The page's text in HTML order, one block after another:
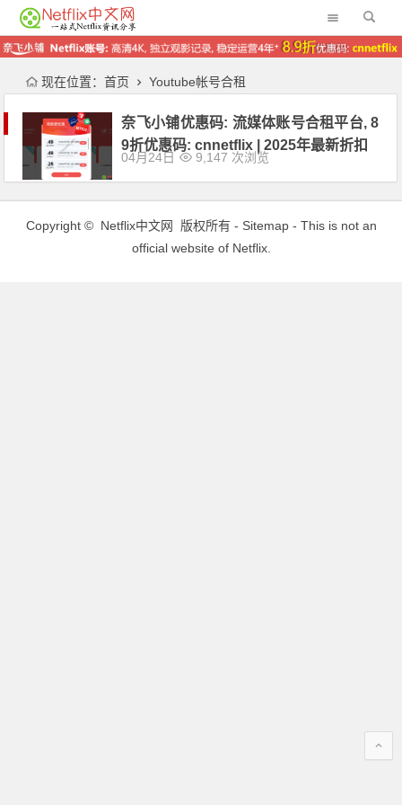
现在位置： 首页 Youtube帐号合租
奈飞小铺优惠码: 流媒体账号合租平台, 8
9折优惠码: cnnetflix | 2025年最新折扣
04月24日 9,147 次浏览
Copyright © Netflix中文网 版权所有 - Sitemap- This is not an
official website of Netflix.